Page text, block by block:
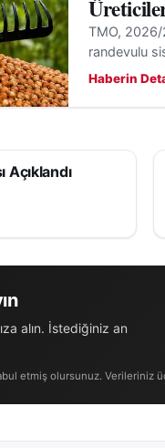
TMO, 2026/
randevulu
Haberin
Açıklandı
alın. İstediğiniz an
etmiş olursunuz. Verileriniz